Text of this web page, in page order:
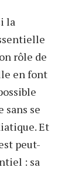
la
rôle de
en font
sans se
Et
peut-
: sa